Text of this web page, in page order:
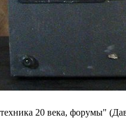
20 века, форумы"